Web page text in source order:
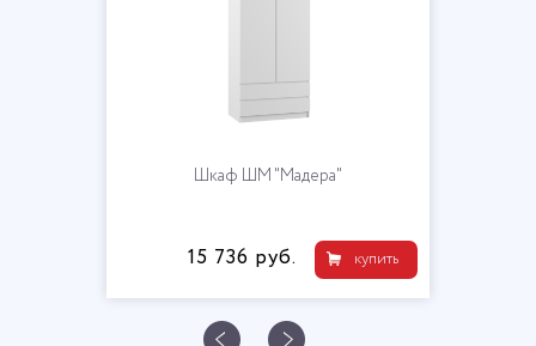
Шкаф ШМ "Мадера"
купить
15 736 руб.